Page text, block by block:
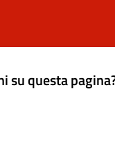
su questa